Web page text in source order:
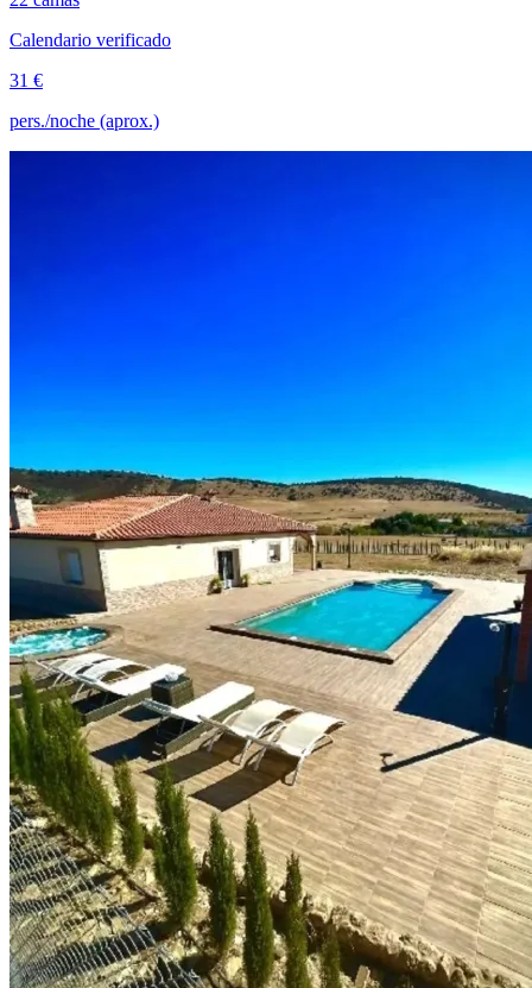
Calendario verificado
31 €
pers./noche (aprox.)